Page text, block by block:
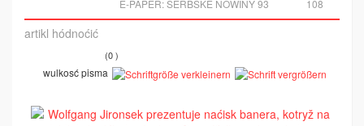
108
E-PAPER:SERBSKE NOWINY 93
artikl hódnoćić
(0 )
wulkosć pisma